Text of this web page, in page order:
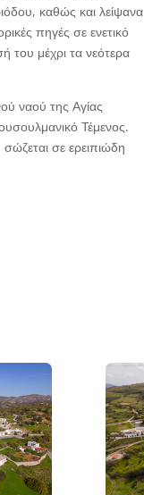
καθώς και λείψανα
πηγές σε ενετικό
του μέχρι τα νεότερα
ναού της Αγίας
Τέμενος.
σε ερειπιώδη